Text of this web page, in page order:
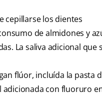
cepillarse los dientes
de almidones y
La saliva adicional
flúor, incluída la pasta
con fluoruro